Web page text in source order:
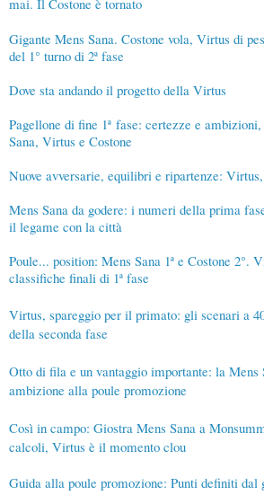
Gigante Mens Sana. Costone vola, Virtus di
del 1° turno di 2ª fase
Dove sta andando il progetto della Virtus
Pagellone di fine 1ª fase: certezze e
Sana, Virtus e Costone
Nuove avversarie, equilibri e ripartenze:
Mens Sana da godere: i numeri della prima
il legame con la città
Poule... position: Mens Sana 1ª e Costone 2°.
classifiche finali di 1ª fase
Virtus, spareggio per il primato: gli scenari a
della seconda fase
Otto di fila e un vantaggio importante: la Mens
ambizione alla poule promozione
Così in campo: Giostra Mens Sana a
calcoli, Virtus è il momento clou
Guida alla poule promozione: Punti definiti dal